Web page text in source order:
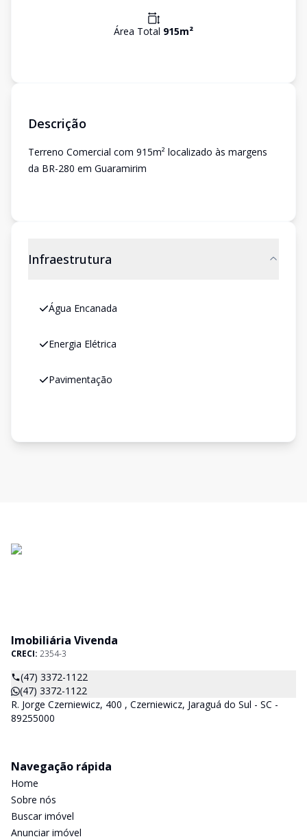
Área Total 915m²
Descrição
Terreno Comercial com 915m² localizado às margens
da BR-280 em Guaramirim
Infraestrutura
Água Encanada
Energia Elétrica
Pavimentação
Imobiliária Vivenda
CRECI: 2354-3
(47) 3372-1122
(47) 3372-1122
R. Jorge Czerniewicz, 400 , Czerniewicz, Jaraguá do Sul - SC -
89255000
Navegação rápida
Home
Sobre nós
Buscar imóvel
Anunciar imóvel